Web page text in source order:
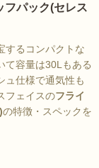
フパック(セレス
するコンパクトな
て容量は30Lもある
ュ仕様で通気性も
フェイスのフライ
の特徴・スペックを